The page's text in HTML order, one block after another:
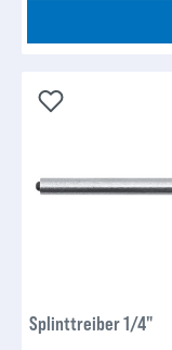
Splinttreiber 1/4"